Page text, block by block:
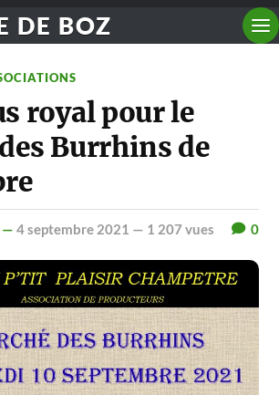
DE BOZ
royal pour le
Burrhins de
—4 septembre 2021 — 1 207 vues 0